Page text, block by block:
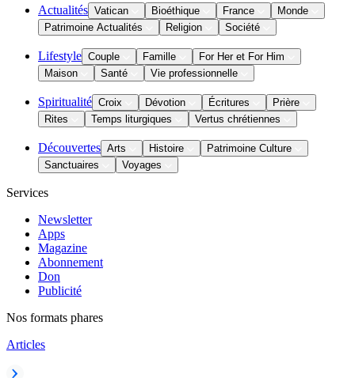
Actualités Vatican Bioéthique France
Monde
Patrimoine Actualités
Religion Société
Lifestyle Couple Famille
For Her et For Him
Maison
Santé Vie professionnelle
Spiritualité Croix Dévotion Écritures
Prière
Rites
Temps liturgiques Vertus chrétiennes
Découvertes Arts Histoire
Patrimoine Culture
Sanctuaires
Voyages
Services
Newsletter
Apps
Magazine
Abonnement
Don
Publicité
Nos formats phares
Articles